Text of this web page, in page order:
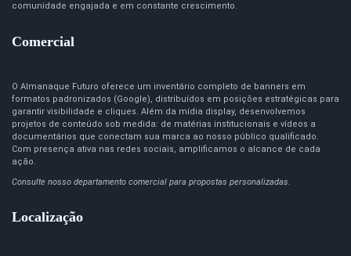
comunidade engajada e em constante crescimento.
Comercial
O Almanaque Futuro oferece um inventário completo de banners em
formatos padronizados (Google), distribuídos em posições estratégicas para
garantir visibilidade e cliques. Além da mídia display, desenvolvemos
projetos de conteúdo sob medida: de matérias institucionais e vídeos a
documentários que conectam sua marca ao nosso público qualificado.
Com presença ativa nas redes sociais, amplificamos o alcance de cada
ação.
Consulte nosso departamento comercial para propostas personalizadas.
Localização